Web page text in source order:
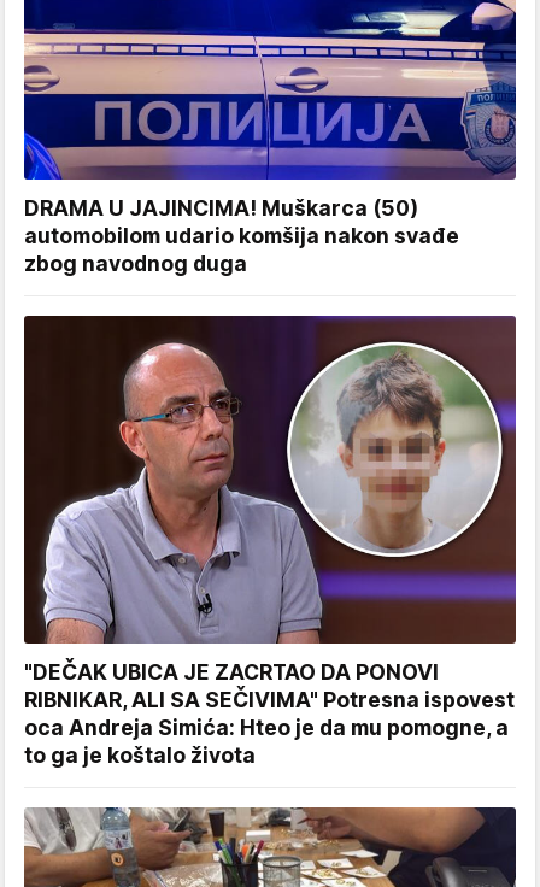
DRAMA U JAJINCIMA! Muškarca (50)
automobilom udario komšija nakon svađe
zbog navodnog duga
"DEČAK UBICA JE ZACRTAO DA PONOVI
RIBNIKAR, ALI SA SEČIVIMA" Potresna ispovest
oca Andreja Simića: Hteo je da mu pomogne, a
to ga je koštalo života